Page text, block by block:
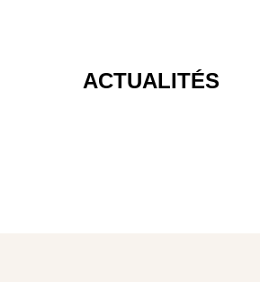
ACTUALITÉS